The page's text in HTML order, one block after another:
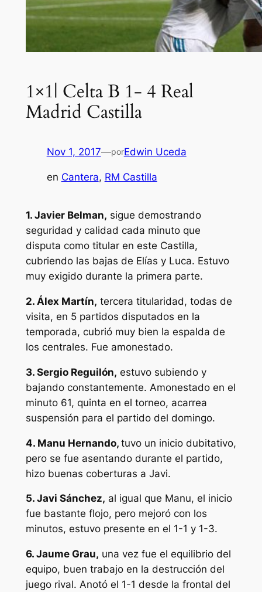
1×1| Celta B 1- 4 Real
Madrid Castilla
Nov 1, 2017—porEdwin Uceda
en Cantera, RM Castilla
1. Javier Belman, sigue demostrando
seguridad y calidad cada minuto que
disputa como titular en este Castilla,
cubriendo las bajas de Elías y Luca. Estuvo
muy exigido durante la primera parte.
2. Álex Martín, tercera titularidad, todas de
visita, en 5 partidos disputados en la
temporada, cubrió muy bien la espalda de
los centrales. Fue amonestado.
3. Sergio Reguilón, estuvo subiendo y
bajando constantemente. Amonestado en el
minuto 61, quinta en el torneo, acarrea
suspensión para el partido del domingo.
4. Manu Hernando, tuvo un inicio dubitativo,
pero se fue asentando durante el partido,
hizo buenas coberturas a Javi.
5. Javi Sánchez, al igual que Manu, el inicio
fue bastante flojo, pero mejoró con los
minutos, estuvo presente en el 1-1 y 1-3.
6. Jaume Grau, una vez fue el equilibrio del
equipo, buen trabajo en la destrucción del
juego rival. Anotó el 1-1 desde la frontal del